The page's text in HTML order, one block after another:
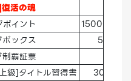
活の魂
イント
1500→
ックス 5→
覇証票
級]タイトル習得書
30→